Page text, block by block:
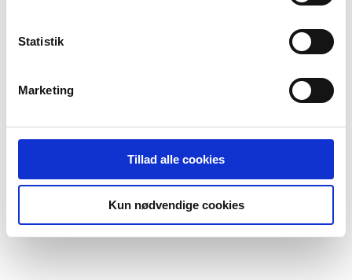
Statistik
Marketing
Tillad alle cookies
Kun nødvendige cookies